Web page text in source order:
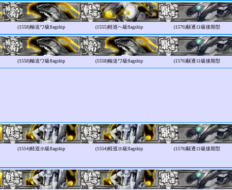
(1558)輸送ワ級flagship (1555)軽巡ヘ級flagship (1576)駆逐ロ級後期型
(1558)輸送ワ級flagship (1558)輸送ワ級flagship (1576)駆逐ロ級後期型
(1554)軽巡ホ級flagship (1554)軽巡ホ級flagship (1576)駆逐ロ級後期型